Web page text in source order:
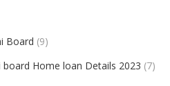
Board (9)
Home loan Details 2023 (7)